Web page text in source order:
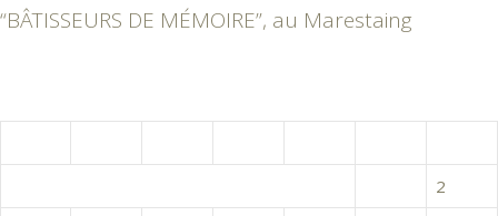
“BÂTISSEURS DE MÉMOIRE”, au Marestaing
2